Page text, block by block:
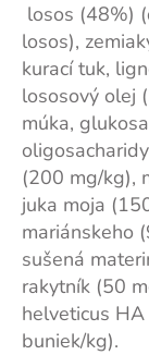
losos (48%)
losos),
kurací tuk,
lososový olej
múka,
(200 mg/kg),
juka moja
mariánskeho
sušená
rakytník (50
helveticus
buniek/kg).